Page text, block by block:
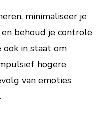
minimaliseer je
behoud je controle
ook in staat om
hogere
van emoties